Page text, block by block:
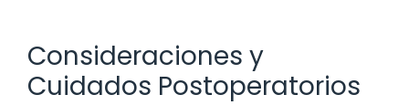
Consideraciones y
Cuidados Postoperatorios